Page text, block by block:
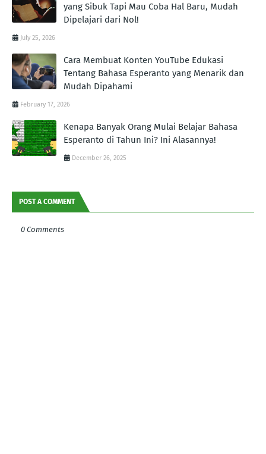
yang Sibuk Tapi Mau Coba Hal Baru, Mudah
Dipelajari dari Nol!
July 25, 2026
Cara Membuat Konten YouTube Edukasi
Tentang Bahasa Esperanto yang Menarik dan
Mudah Dipahami
February 17, 2026
Kenapa Banyak Orang Mulai Belajar Bahasa
Esperanto di Tahun Ini? Ini Alasannya!
December 26, 2025
POST A COMMENT
0 Comments